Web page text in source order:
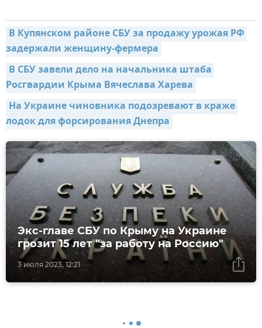
В Купянском районе СБУ за продажу урожая РФ
задержали женщину-фермера
В СБУ завели дело на начальника штаба
Росгвардии Крыма Вячеслава Харева
На Украине чиновника подозревают в краже
лодок для форсирования Днепра
3 июля 2023, 12:21
Экс-главе СБУ по Крыму на Украине
грозит 15 лет "за работу на Россию"